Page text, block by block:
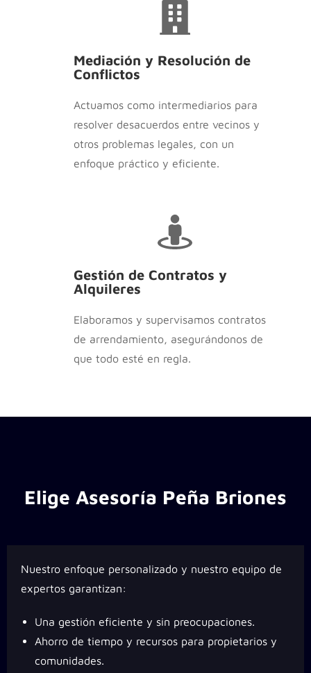
Mediación y Resolución de
Conflictos
Actuamos como intermediarios para
resolver desacuerdos entre vecinos y
otros problemas legales, con un
enfoque práctico y eficiente.
Gestión de Contratos y
Alquileres
Elaboramos y supervisamos contratos
de arrendamiento, asegurándonos de
que todo esté en regla.
Elige Asesoría Peña Briones
Nuestro enfoque personalizado y nuestro equipo de
expertos garantizan:
Una gestión eficiente y sin preocupaciones.
Ahorro de tiempo y recursos para propietarios y
comunidades.